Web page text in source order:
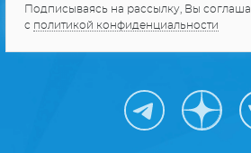
Подписываясь на рассылку, Вы
с политикой конфиденциальности